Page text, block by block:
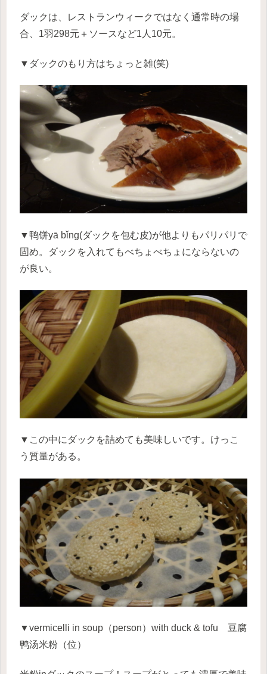
ダックは、レストランウィークではなく通常時の場
合、1羽298元＋ソースなど1人10元。
▼ダックのもり方はちょっと雑(笑)
▼鸭饼yā bǐng(ダックを包む皮)が他よりもパリパリで
固め。ダックを入れてもべちょべちょにならないの
が良い。
▼この中にダックを詰めても美味しいです。けっこ
う質量がある。
▼vermicelli in soup （person） with duck & tofu 豆腐
鸭汤米粉（位）